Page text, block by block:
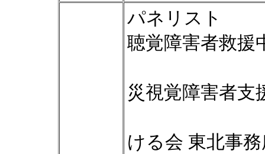
パネリスト
聴覚障害者救
災視覚障害者
ける会 東北事